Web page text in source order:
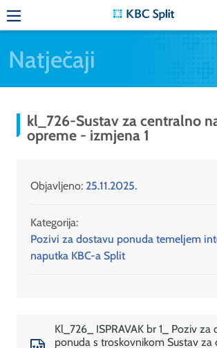
Natječaji
kl_726-Sustav za centralno
opreme - izmjena 1
Objavljeno: 25.11.2025.
Kategorija:
Pozivi za dostavu ponuda temeljem
naputka KBC-a Split
Kl_726_ ISPRAVAK br 1_ Poziv za
ponuda s troskovnikom Sustav za